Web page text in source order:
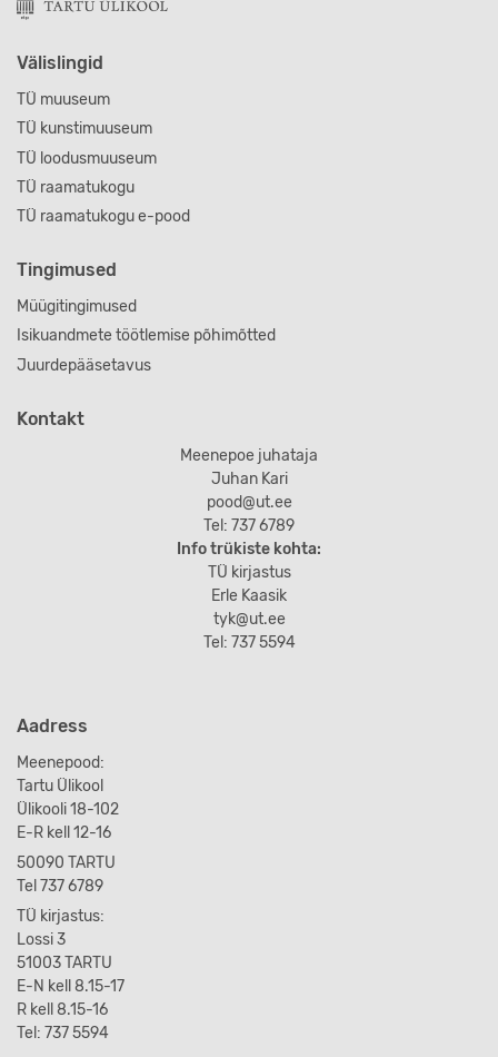
Välislingid
TÜ muuseum
TÜ kunstimuuseum
TÜ loodusmuuseum
TÜ raamatukogu
TÜ raamatukogu e-pood
Tingimused
Müügitingimused
Isikuandmete töötlemise põhimõtted
Juurdepääsetavus
Kontakt
Meenepoe juhataja
Juhan Kari
pood@ut.ee
Tel: 737 6789
Info trükiste kohta:
TÜ kirjastus
Erle Kaasik
tyk@ut.ee
Tel: 737 5594
Aadress
Meenepood:
Tartu Ülikool
Ülikooli 18-102
E-R kell 12-16
50090 TARTU
Tel 737 6789
TÜ kirjastus:
Lossi 3
51003 TARTU
E-N kell 8.15-17
R kell 8.15-16
Tel: 737 5594